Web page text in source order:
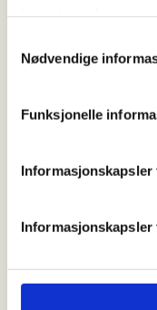
Nødvendige
Funksjonelle
Arrangør
Kyrkja i
Eli Eidsnes
kl.11:00 er